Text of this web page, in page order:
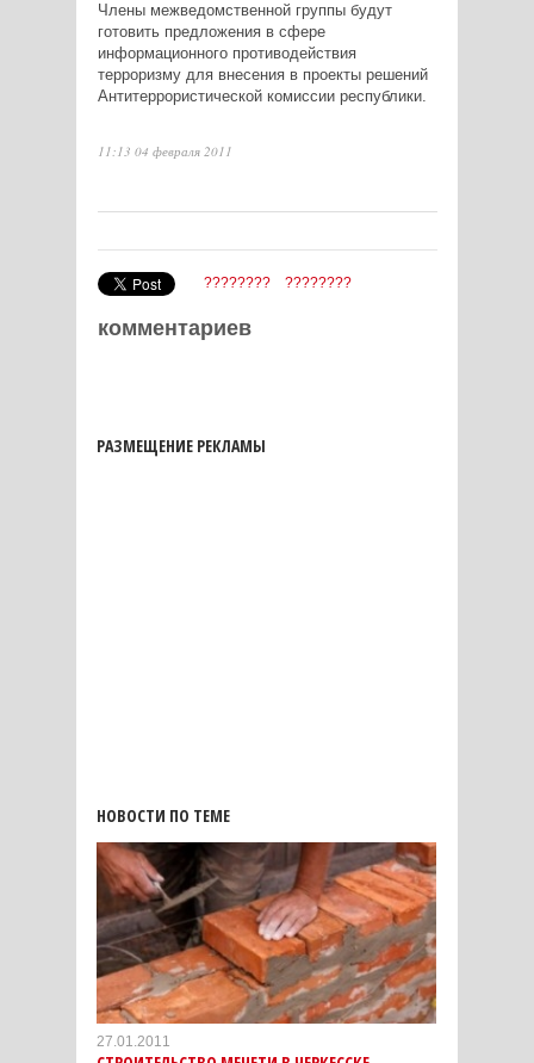
Члены межведомственной группы будут
готовить предложения в сфере
информационного противодействия
терроризму для внесения в проекты решений
Антитеррористической комиссии республики.
11:13 04 февраля 2011
???????? ????????
комментариев
РАЗМЕЩЕНИЕ РЕКЛАМЫ
НОВОСТИ ПО ТЕМЕ
27.01.2011